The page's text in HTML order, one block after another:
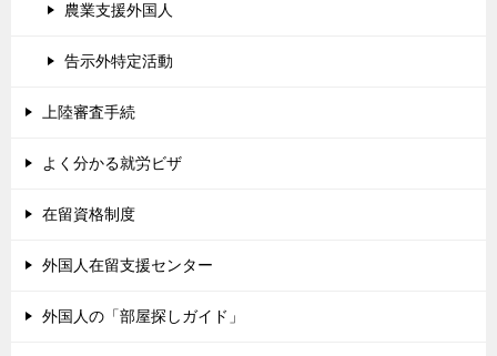
農業支援外国人
告示外特定活動
上陸審査手続
よく分かる就労ビザ
在留資格制度
外国人在留支援センター
外国人の「部屋探しガイド」